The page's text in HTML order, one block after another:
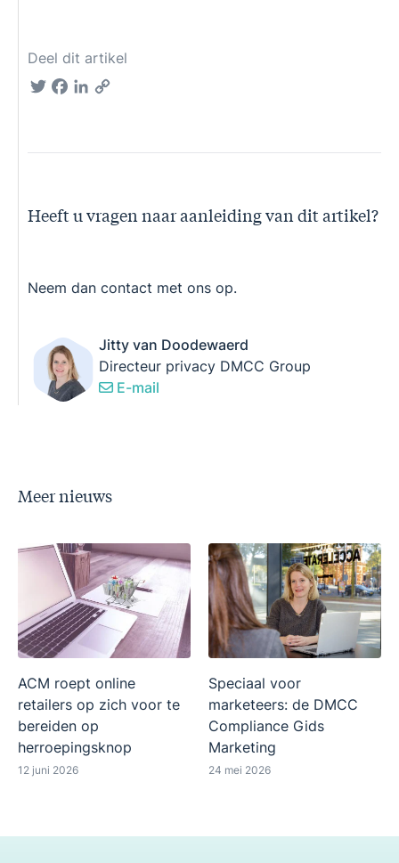
Deel dit artikel
TwitterFacebook
LinkedIn
Heeft u vragen naar aanleiding van dit artikel?
Neem dan contact met ons op.
Jitty van Doodewaerd
Directeur privacy DMCC Group
E-mail
Meer nieuws
ACM roept online
retailers op zich voor te
bereiden op
herroepingsknop
12 juni 2026
Speciaal voor
marketeers: de DMCC
Compliance Gids
Marketing
24 mei 2026